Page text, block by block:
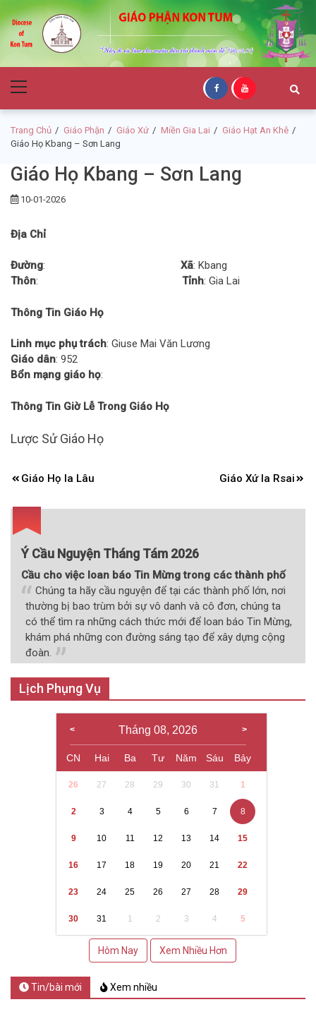
to
navigation
to
content
Giáo Phận Kon
Tum
Menu
Trang Chủ Giáo Phận Giáo Xứ Miền Gia Lai
Giáo Hạt An Khê
Giáo Họ Kbang – Sơn Lang
Giáo Họ Kbang – Sơn Lang
10-01-2026
Địa Chỉ
Đường: Xã: Kbang
Thôn: Tỉnh: Gia Lai
Thông Tin Giáo Họ
Linh mục phụ trách: Giuse Mai Văn Lương
Giáo dân: 952
Bổn mạng giáo họ:
Thông Tin Giờ Lễ Trong Giáo Họ
Lược Sử Giáo Họ
Điều
bài
viết
Giáo Họ Ia Lâu Giáo Xứ Ia Rsai
Ý Cầu Nguyện Tháng Tám 2026
Cầu cho việc loan báo Tin Mừng trong các thành phố
Chúng ta hãy cầu nguyện để tại các thành phố lớn, nơi
thường bị bao trùm bởi sự vô danh và cô đơn, chúng ta
có thể tìm ra những cách thức mới để loan báo Tin Mừng,
khám phá những con đường sáng tạo để xây dựng cộng
đoàn.
Lịch Phụng Vụ
Tháng 08, 2026
CN Hai Ba Tư Năm Sáu Bảy
26 27 28 29 30 31 1
2 3 4 5 6 7 8
9 10 11 12 13 14 15
16 17 18 19 20 21 22
23 24 25 26 27 28 29
30 31 1 2 3 4 5
Hôm Nay Xem Nhiều Hơn
Tin/bài mới Xem nhiều